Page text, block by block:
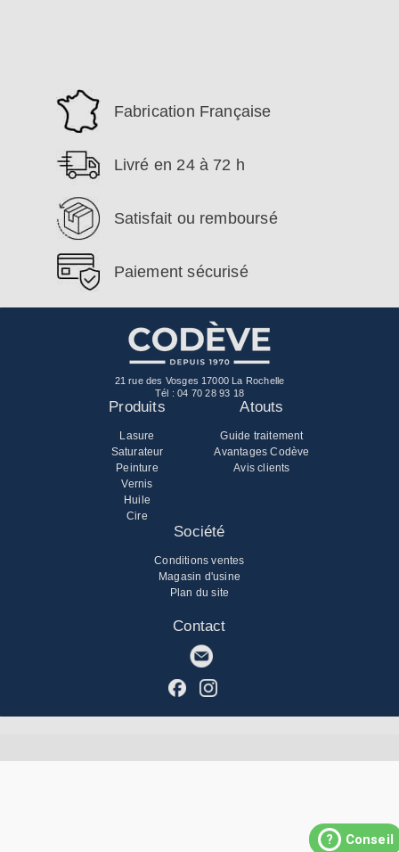
Fabrication Française
Livré en 24 à 72 h
Satisfait ou remboursé
Paiement sécurisé
21 rue des Vosges 17000 La Rochelle
Tél :04 70 28 93 18
Produits
Lasure
Saturateur
Peinture
Vernis
Huile
Cire
Atouts
Guide traitement
Avantages Codève
Avis clients
Société
Conditions ventes
Magasin d'usine
Plan du site
Contact
? Conseil